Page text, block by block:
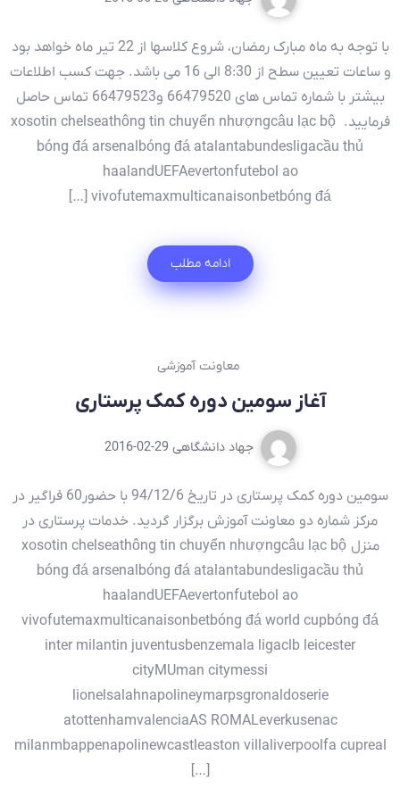
با توجه به ماه مبارک رمضان، شروع کلاسها از 22 تیر ماه خواهد بود
و ساعات تعیین سطح از 8:30 الی 16 می باشد. جهت کسب اطلاعات
بیشتر با شماره تماس های 66479520 و66479523 تماس حاصل
فرمایید. xosotin chelseathông tin chuyển nhượngcâu lạc bộ
bóng đá arsenalbóng đá atalantabundesligacầu thủ
haalandUEFAevertonfutebol ao
vivofutemaxmulticanaisonbetbóng đá […]
ادامه مطلب
معاونت آموزشی
آغاز سومین دوره کمک پرستاری
جهاد دانشگاهی 2016-02-29
سومین دوره کمک پرستاری در تاریخ 94/12/6 با حضور60 فراگیر در
مرکز شماره دو معاونت آموزش برگزار گردید. خدمات پرستاری در
منزل xosotin chelseathông tin chuyển nhượngcâu lạc bộ
bóng đá arsenalbóng đá atalantabundesligacầu thủ
haalandUEFAevertonfutebol ao
vivofutemaxmulticanaisonbetbóng đá world cupbóng đá
inter milantin juventusbenzemala ligaclb leicester
cityMUman citymessi
lionelsalahnapolineymarpsgronaldoserie
atottenhamvalenciaAS ROMALeverkusenac
milanmbappenapolinewcastleaston villaliverpoolfa cupreal
[…]